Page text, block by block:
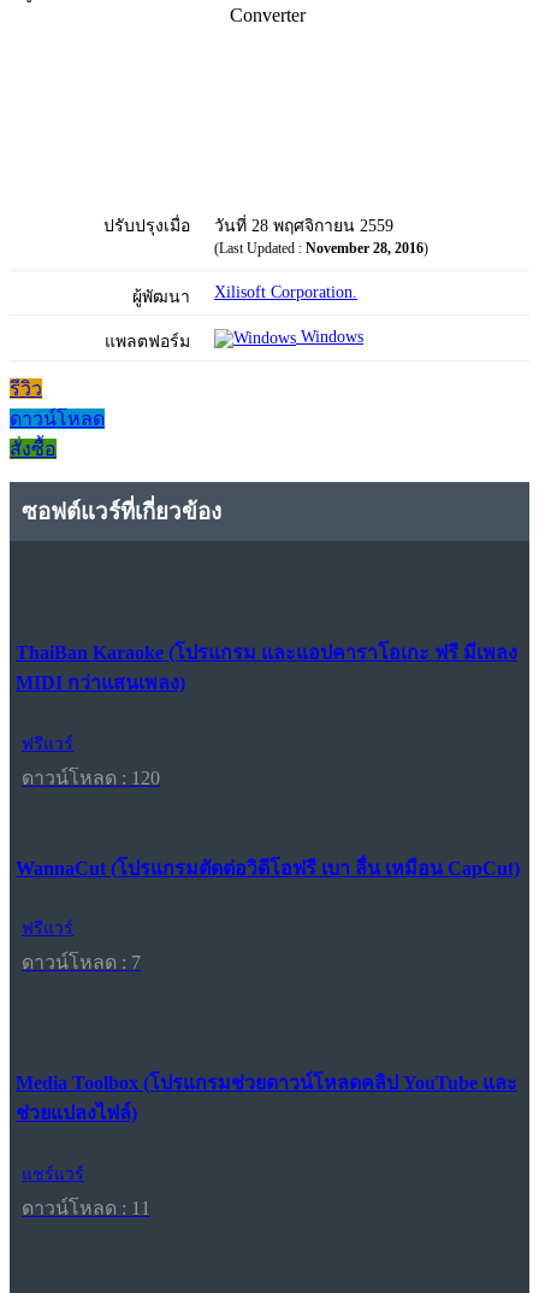
Converter
ปรับปรุงเมื่อ วันที่ 28 พฤศจิกายน 2559
(Last Updated : November 28, 2016)
ผู้พัฒนา Xilisoft Corporation.
แพลตฟอร์ม Windows
รีวิว
ดาวน์โหลด
สั่งซื้อ
ซอฟต์แวร์ที่เกี่ยวข้อง
ThaiBan Karaoke (โปรแกรม และแอปคาราโอเกะ ฟรี มีเพลง
MIDI กว่าแสนเพลง)
ฟรีแวร์
ดาวน์โหลด : 120
WannaCut (โปรแกรมตัดต่อวิดีโอฟรี เบา ลื่น เหมือน CapCut)
ฟรีแวร์
ดาวน์โหลด : 7
Media Toolbox (โปรแกรมช่วยดาวน์โหลดคลิป YouTube และ
ช่วยแปลงไฟล์)
แชร์แวร์
ดาวน์โหลด : 11